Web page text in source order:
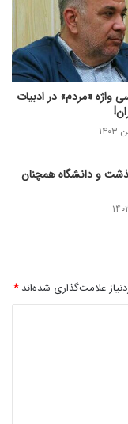
واژه «مردم» در ادبیات
و دانشگاه همچنان
علامت‌گذاری شده‌اند*